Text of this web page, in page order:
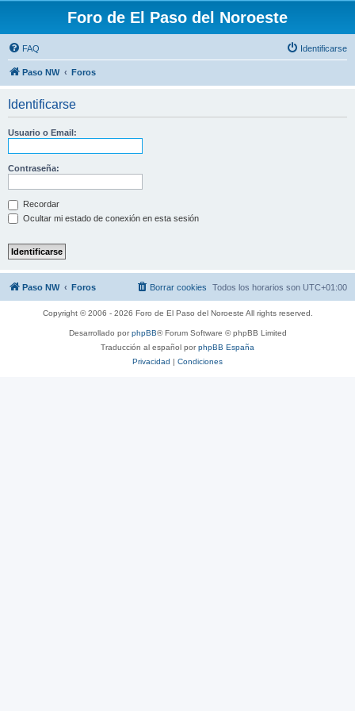
Foro de El Paso del Noroeste
FAQ Identificarse
Paso NW Foros
Identificarse
Usuario o Email:
Contraseña:
Recordar
Ocultar mi estado de conexión en esta sesión
Paso NW Foros Todos los horarios son UTC+01:00
Borrar cookies
Copyright © 2006 - 2026 Foro de El Paso del Noroeste All rights reserved.
Desarrollado porphpBB® Forum Software © phpBB Limited
Traducción al español porphpBB España
Privacidad | Condiciones